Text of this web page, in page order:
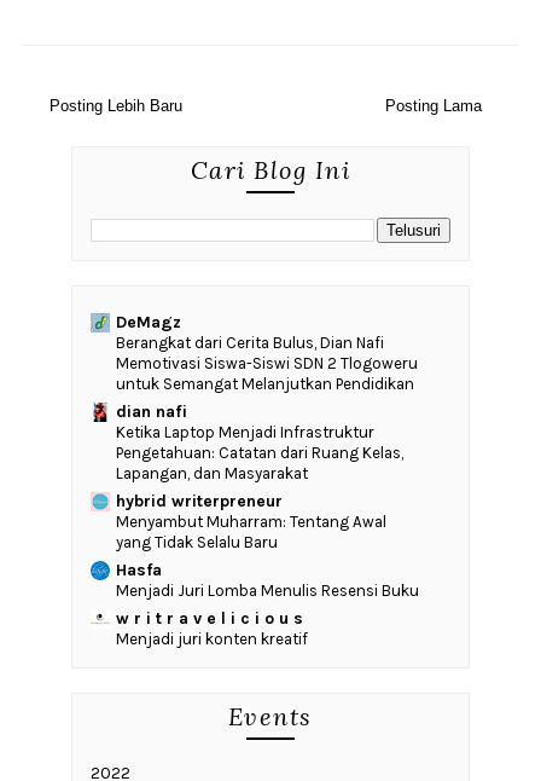
Posting Lebih Baru Posting Lama
Cari Blog Ini
DeMagz
‎Berangkat dari Cerita Bulus, Dian Nafi
Memotivasi Siswa-Siswi SDN 2 Tlogoweru
untuk Semangat Melanjutkan Pendidikan
dian nafi
Ketika Laptop Menjadi Infrastruktur
Pengetahuan: Catatan dari Ruang Kelas,
Lapangan, dan Masyarakat
hybrid writerpreneur
Menyambut Muharram: Tentang Awal
yang Tidak Selalu Baru
Hasfa
Menjadi Juri Lomba Menulis Resensi Buku
w r i t r a v e l i c i o u s
Menjadi juri konten kreatif
Events
2022